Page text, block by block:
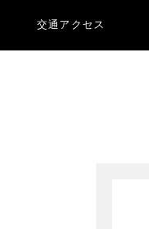
交通アクセス